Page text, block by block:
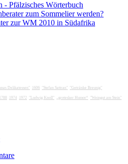
- Pfälzisches Wörterbuch
zum Sommelier werden?
zur WM 2010 in Südafrika
Delikatessen" 1606 "Stefan Sattran" "Getränke Breunig"
1788 1974 1972 "Ludwig Knoll" „grotesker Humor“ "Weingut am Stein"